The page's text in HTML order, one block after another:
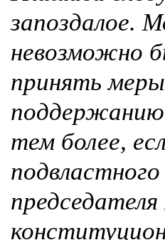
запоздалое.
невозможно
принять
тем более,